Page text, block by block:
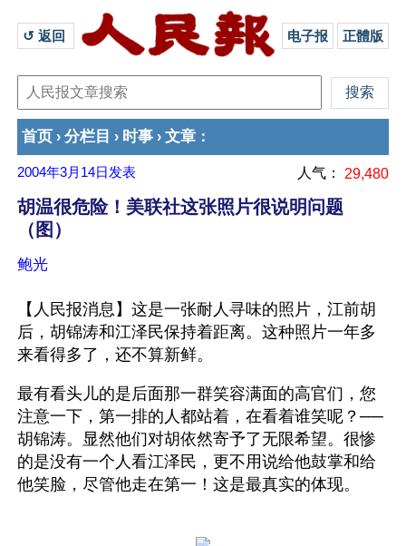
↺ 返回 电子报 正體版
首页 › 分栏目 › 时事 › 文章 ：
2004年3月14日 发表 人气： 29,480
胡温很危险！美联社这张照片很说明问题
（图）
鲍光
【人民报消息】这是一张耐人寻味的照片，江前胡
后，胡锦涛和江泽民保持着距离。这种照片一年多
来看得多了，还不算新鲜。
最有看头儿的是后面那一群笑容满面的高官们，您
注意一下，第一排的人都站着，在看着谁笑呢？──
胡锦涛。显然他们对胡依然寄予了无限希望。很惨
的是没有一个人看江泽民，更不用说给他鼓掌和给
他笑脸，尽管他走在第一！这是最真实的体现。